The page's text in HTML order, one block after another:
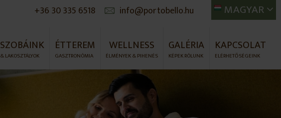
MAGYAR
+36 30 335 6518 info@portobello.hu
SZOBÁINK
& LAKOSZTÁLYOK
ÉTTEREM
GASZTRONÓMIA
WELLNESS
ÉLMÉNYEK & PIHENÉS
GALÉRIA
KÉPEK RÓLUNK
KAPCSOLAT
ELÉRHETŐSÉGEINK